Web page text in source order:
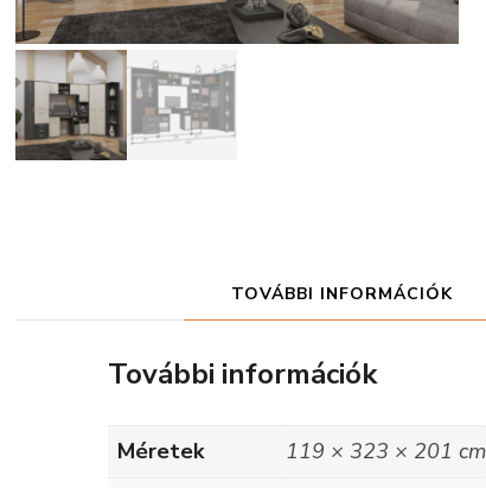
TOVÁBBI INFORMÁCIÓK
További információk
Méretek
119 × 323 × 201 cm